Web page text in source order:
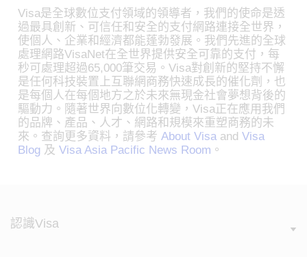
Visa是全球數位支付領域的領導者，我們的使命是透
過最具創新、可信任和安全的支付網路連接全世界，
使個人、企業和經濟都能蓬勃發展。我們先進的全球
處理網路VisaNet在全世界提供安全可靠的支付，每
秒可處理超過65,000筆交易。Visa對創新的堅持不懈
是任何科技裝置上互聯網商務快速成長的催化劑，也
是每個人在每個地方之於未來無現金社會夢想背後的
驅動力。隨著世界向數位化轉變，Visa正在應用我們
的品牌、產品、人才、網路和規模來重塑商務的未
來。查詢更多資料，請參考About VisaandVisa
Blog 及 Visa Asia Pacific News Room 。
認識Visa